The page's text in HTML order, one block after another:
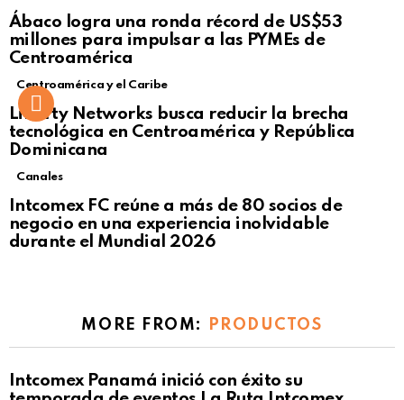
Not Safe For Work
Click to view this post
Ábaco logra una ronda récord de US$53
millones para impulsar a las PYMEs de
Centroamérica
Centroamérica y el Caribe
Liberty Networks busca reducir la brecha
tecnológica en Centroamérica y República
Dominicana
Canales
Intcomex FC reúne a más de 80 socios de
negocio en una experiencia inolvidable
durante el Mundial 2026
MORE FROM: PRODUCTOS
Intcomex Panamá inició con éxito su